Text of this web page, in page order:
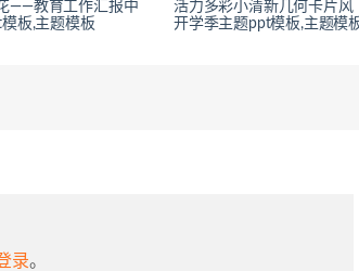
——教育工作汇报中
板,主题模板
活力多彩小清新几何卡片风
开学季主题ppt模板,主题模
录。